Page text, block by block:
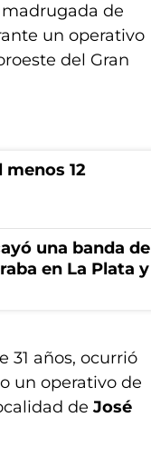
de
un operativo
del Gran
12
una banda de
en La Plata y
31 años, ocurrió
un operativo de
de José